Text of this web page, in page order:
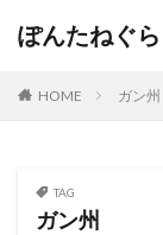
ぽんたねぐら
HOME ガン州
TAG
ガン州